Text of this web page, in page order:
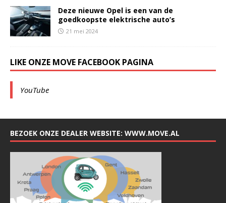
Deze nieuwe Opel is een van de
goedkoopste elektrische auto’s
21 mei 2024
LIKE ONZE MOVE FACEBOOK PAGINA
YouTube
BEZOEK ONZE DEALER WEBSITE: WWW.MOVE.AL